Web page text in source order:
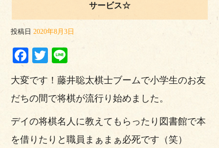
サービス☆
投稿日 2020年8月3日
Facebook
Twitter
大変です！藤井聡太棋士ブームで小学生のお友
だちの間で将棋が流行り始めました。
デイの将棋名人に教えてもらったり図書館で本
を借りたりと職員まぁまぁ必死です（笑）